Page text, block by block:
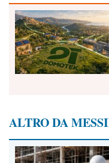
ALTRO DA